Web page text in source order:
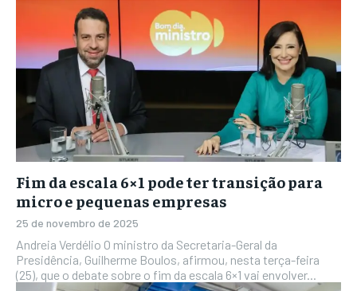
Fim da escala 6×1 pode ter transição para
micro e pequenas empresas
25 de novembro de 2025
Andreia Verdélio O ministro da Secretaria-Geral da
Presidência, Guilherme Boulos, afirmou, nesta terça-feira
(25), que o debate sobre o fim da escala 6×1 vai envolver...